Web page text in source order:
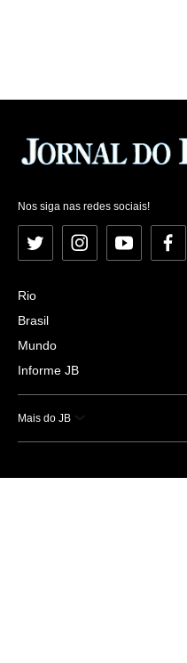
Nos siga nas redes sociais!
Twitter InstagramYouTube
Rio
Brasil
Mundo
Informe JB
Mais do JB
Esportes